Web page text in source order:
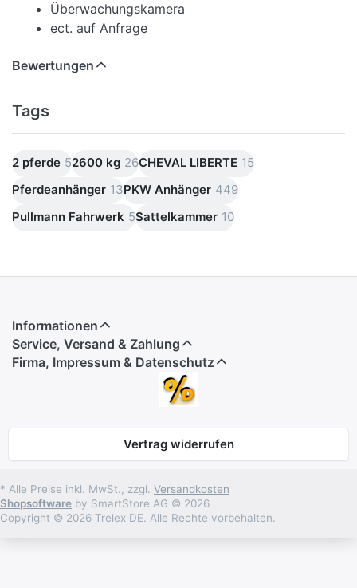
Überwachungskamera
ect. auf Anfrage
Bewertungen
Tags
2 pferde 52600 kg 26CHEVAL LIBERTE 15
Pferdeanhänger 13PKW Anhänger 449
Pullmann Fahrwerk 5Sattelkammer 10
Informationen
Service, Versand & Zahlung
Firma, Impressum & Datenschutz
Vertrag widerrufen
* Alle Preise inkl. MwSt., zzgl. Versandkosten
Shopsoftware by SmartStore AG © 2026
Copyright © 2026 Trelex DE. Alle Rechte vorbehalten.